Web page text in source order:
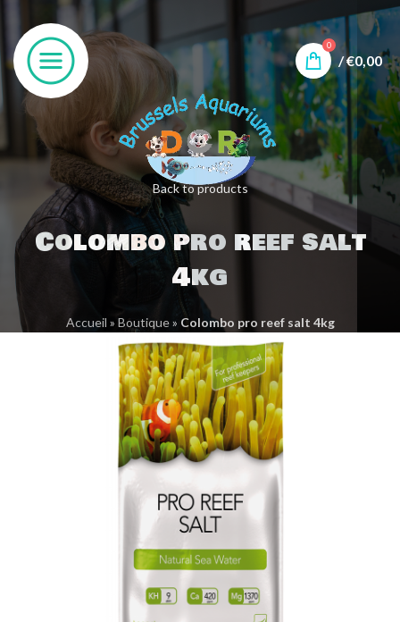
0
/€0,00
Back to products
Colombo pro reef salt
4kg
Accueil » Boutique» Colombo pro reef salt 4kg